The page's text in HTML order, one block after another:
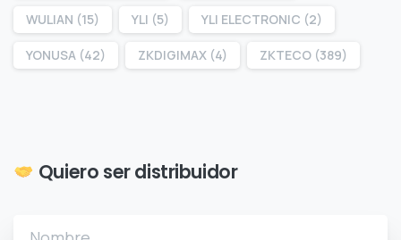
WULIAN (15) YLI (5) YLI ELECTRONIC (2)
YONUSA (42) ZKDIGIMAX (4) ZKTECO (389)
Quiero ser distribuidor